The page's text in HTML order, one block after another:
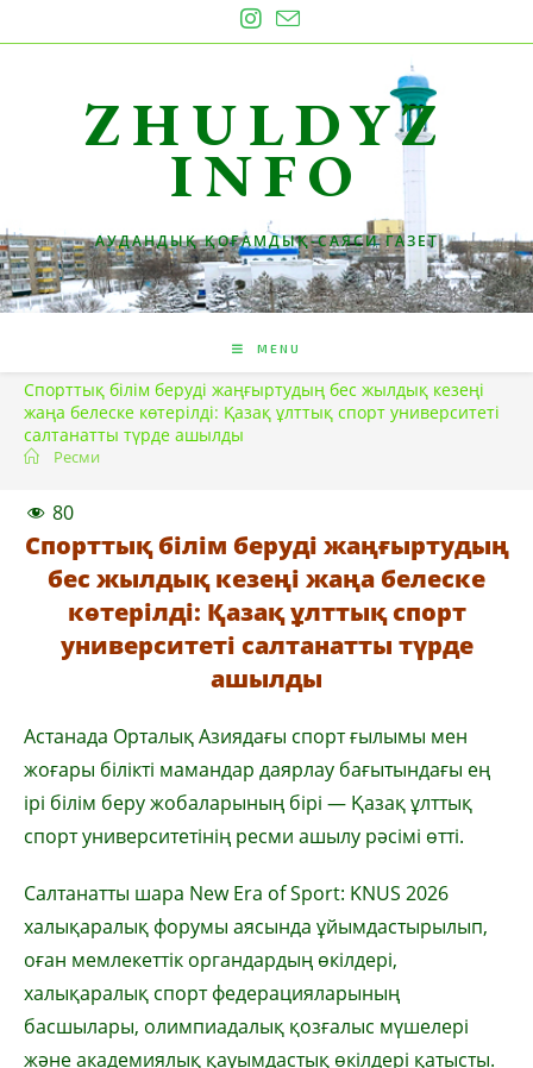
to
ZHULDYZ
INFO
АУДАНДЫҚ ҚОҒАМДЫҚ-САЯСИ ГАЗЕТ
MENU
Спорттық білім беруді жаңғыртудың бес жылдық кезеңі
жаңа белеске көтерілді: Қазақ ұлттық спорт университеті
салтанатты түрде ашылды
Ресми
80
Спорттық білім беруді жаңғыртудың
бес жылдық кезеңі жаңа белеске
көтерілді: Қазақ ұлттық спорт
университеті салтанатты түрде
ашылды
Астанада Орталық Азиядағы спорт ғылымы мен
жоғары білікті мамандар даярлау бағытындағы ең
ірі білім беру жобаларының бірі — Қазақ ұлттық
спорт университетінің ресми ашылу рәсімі өтті.
Салтанатты шара New Era of Sport: KNUS 2026
халықаралық форумы аясында ұйымдастырылып,
оған мемлекеттік органдардың өкілдері,
халықаралық спорт федерацияларының
басшылары, олимпиадалық қозғалыс мүшелері
және академиялық қауымдастық өкілдері қатысты.